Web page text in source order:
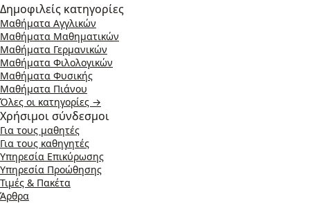
Δημοφιλείς κατηγορίες
Μαθήματα Αγγλικών
Μαθήματα Μαθηματικών
Μαθήματα Γερμανικών
Μαθήματα Φιλολογικών
Μαθήματα Φυσικής
Μαθήματα Πιάνου
Όλες οι κατηγορίες →
Χρήσιμοι σύνδεσμοι
Για τους μαθητές
Για τους καθηγητές
Υπηρεσία Επικύρωσης
Υπηρεσία Προώθησης
Τιμές & Πακέτα
Άρθρα